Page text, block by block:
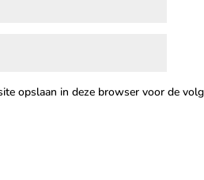
opslaan in deze browser voor de